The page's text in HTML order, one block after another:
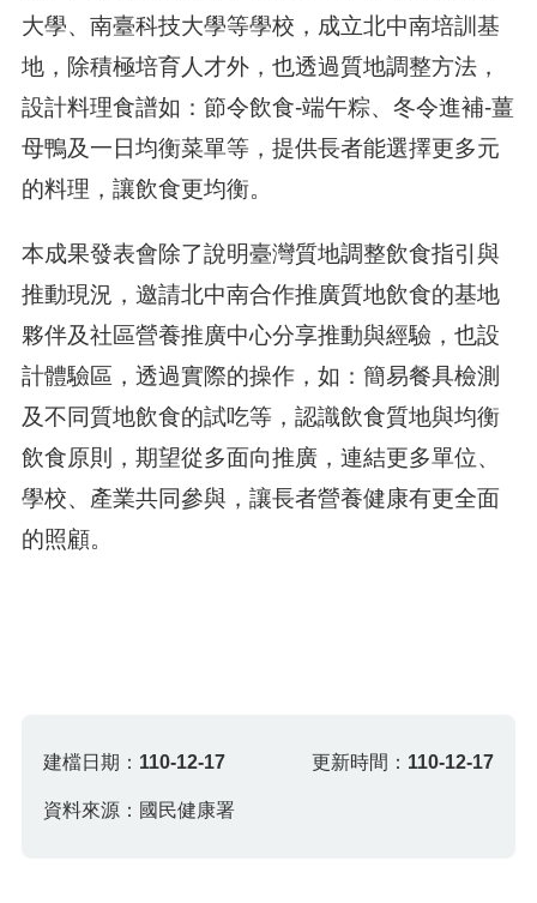
大學、南臺科技大學等學校，成立北中南培訓基
地，除積極培育人才外，也透過質地調整方法，
設計料理食譜如：節令飲食-端午粽、冬令進補-薑
母鴨及一日均衡菜單等，提供長者能選擇更多元
的料理，讓飲食更均衡。
本成果發表會除了說明臺灣質地調整飲食指引與
推動現況，邀請北中南合作推廣質地飲食的基地
夥伴及社區營養推廣中心分享推動與經驗，也設
計體驗區，透過實際的操作，如：簡易餐具檢測
及不同質地飲食的試吃等，認識飲食質地與均衡
飲食原則，期望從多面向推廣，連結更多單位、
學校、產業共同參與，讓長者營養健康有更全面
的照顧。
建檔日期： 110-12-17 更新時間： 110-12-17
資料來源：國民健康署